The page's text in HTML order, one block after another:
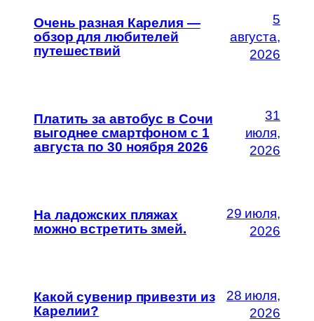
Очень разная Карелия —
обзор для любителей
путешествий
5
августа,
2026
Платить за автобус в Сочи
выгоднее смартфоном с 1
августа по 30 ноября 2026
31
июля,
2026
На ладожских пляжах
можно встретить змей.
29 июля,
2026
Какой сувенир привезти из
Карелии?
28 июля,
2026